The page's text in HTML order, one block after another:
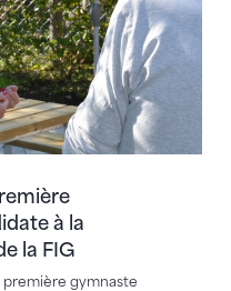
à la
la FIG
première gymnaste